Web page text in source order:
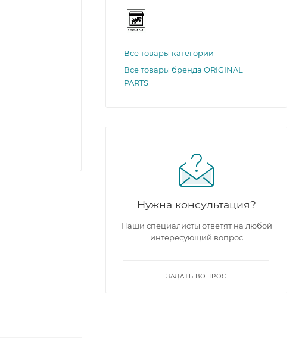
Все товары категории
Все товары бренда ORIGINAL
PARTS
Нужна консультация?
Наши специалисты ответят на любой
интересующий вопрос
ЗАДАТЬ ВОПРОС